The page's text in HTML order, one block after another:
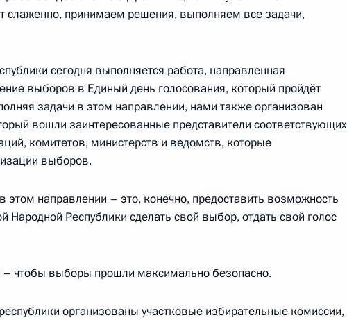
ДНР Денисом Пушилиным
Москва, Кремль
плюс/аутрич»
с заявлениями для СМИ
слаженно, принимаем решения, выполняем все задачи,
сегодня выполняется работа, направленная
выборов в Единый день голосования, который пройдёт
задачи в этом направлении, нами также организован
вошли заинтересованные представители соответствующих
комитетов, министерств и ведомств, которые
выборов.
этом направлении – это, конечно, предоставить возможность
Народной Республики сделать свой выбор, отдать свой голос
– чтобы выборы прошли максимально безопасно.
организованы участковые избирательные комиссии,